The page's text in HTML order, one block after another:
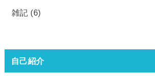
雑記 (6)
自己紹介